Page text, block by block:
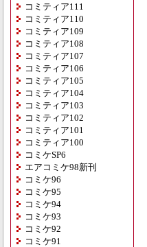
コミティア111
コミティア110
コミティア109
コミティア108
コミティア107
コミティア106
コミティア105
コミティア104
コミティア103
コミティア102
コミティア101
コミティア100
コミケSP6
エアコミケ98新刊
コミケ96
コミケ95
コミケ94
コミケ93
コミケ92
コミケ91